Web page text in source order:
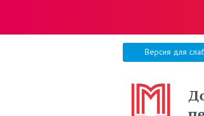
Версия для